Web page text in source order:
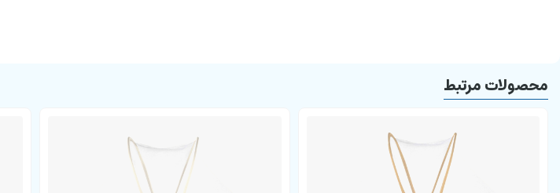
مناسب برای کاهش دل درد کودک
تسکین کولیک نوزاد
مناسب برای استفاده بعد از واکسن نوزاد
نحوه استفاده از کیسه آب گرم:
محصولات مرتبط